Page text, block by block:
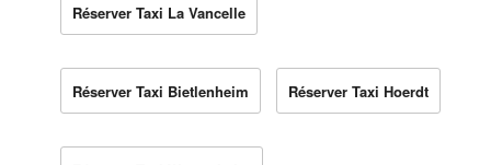
Réserver Taxi La Vancelle
Réserver Taxi Bietlenheim Réserver Taxi Hoerdt